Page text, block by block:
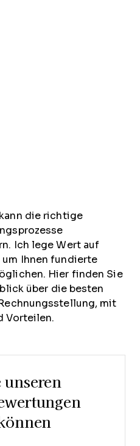
die richtige
Ich lege Wert auf
Ihnen fundierte
Hier finden Sie
über die besten
mit
Vorteilen.
unseren